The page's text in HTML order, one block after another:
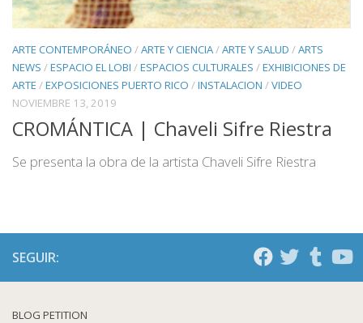
ARTE CONTEMPORÁNEO /ARTE Y CIENCIA/ARTE Y SALUD /ARTS
NEWS /ESPACIO EL LOBI /ESPACIOS CULTURALES /EXHIBICIONES DE
ARTE /EXPOSICIONES PUERTO RICO /INSTALACION /VIDEO
NOVIEMBRE 13, 2019
CROMÁNTICA | Chaveli Sifre Riestra
Se presenta la obra de la artista Chaveli Sifre Riestra
SEGUIR:
BLOG PETITION